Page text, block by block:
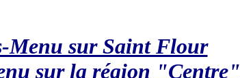
Menu sur Saint Flour
sur la région "Centre"